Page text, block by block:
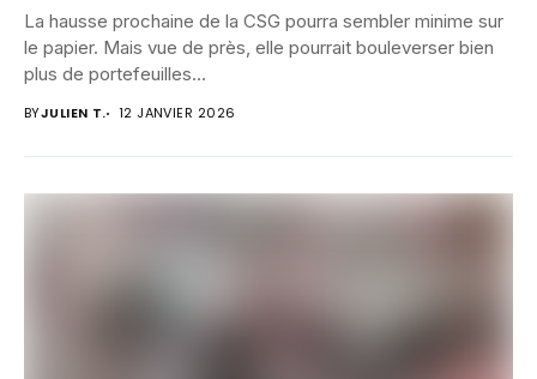
La hausse prochaine de la CSG pourra sembler minime sur
le papier. Mais vue de près, elle pourrait bouleverser bien
plus de portefeuilles...
BYJULIEN T. 12 JANVIER 2026